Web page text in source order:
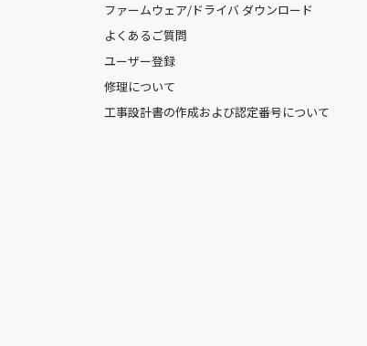
ファームウェア/ドライバ ダウンロード
よくあるご質問
ユーザー登録
修理について
工事設計書の作成および認定番号について